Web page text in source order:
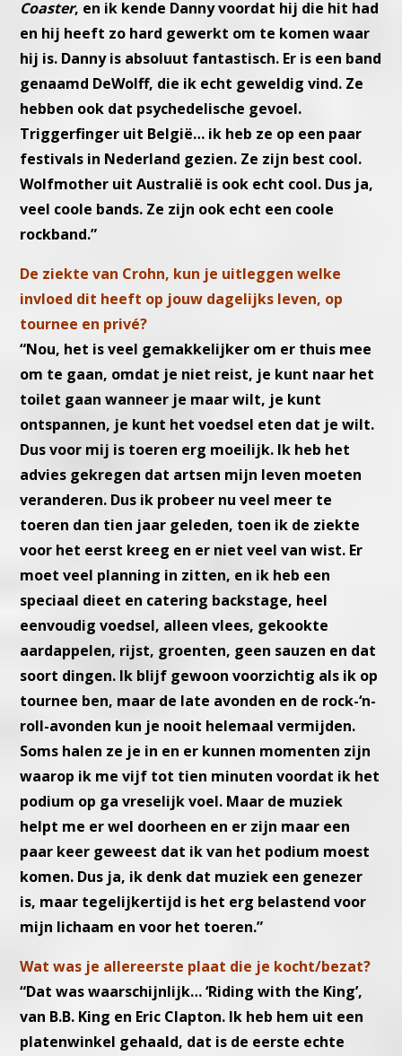
Coaster, en ik kende Danny voordat hij die hit had
en hij heeft zo hard gewerkt om te komen waar
hij is. Danny is absoluut fantastisch. Er is een band
genaamd DeWolff, die ik echt geweldig vind. Ze
hebben ook dat psychedelische gevoel.
Triggerfinger uit België… ik heb ze op een paar
festivals in Nederland gezien. Ze zijn best cool.
Wolfmother uit Australië is ook echt cool. Dus ja,
veel coole bands. Ze zijn ook echt een coole
rockband.”
De ziekte van Crohn, kun je uitleggen welke
invloed dit heeft op jouw dagelijks leven, op
tournee en privé?
“Nou, het is veel gemakkelijker om er thuis mee
om te gaan, omdat je niet reist, je kunt naar het
toilet gaan wanneer je maar wilt, je kunt
ontspannen, je kunt het voedsel eten dat je wilt.
Dus voor mij is toeren erg moeilijk. Ik heb het
advies gekregen dat artsen mijn leven moeten
veranderen. Dus ik probeer nu veel meer te
toeren dan tien jaar geleden, toen ik de ziekte
voor het eerst kreeg en er niet veel van wist. Er
moet veel planning in zitten, en ik heb een
speciaal dieet en catering backstage, heel
eenvoudig voedsel, alleen vlees, gekookte
aardappelen, rijst, groenten, geen sauzen en dat
soort dingen. Ik blijf gewoon voorzichtig als ik op
tournee ben, maar de late avonden en de rock-‘n-
roll-avonden kun je nooit helemaal vermijden.
Soms halen ze je in en er kunnen momenten zijn
waarop ik me vijf tot tien minuten voordat ik het
podium op ga vreselijk voel. Maar de muziek
helpt me er wel doorheen en er zijn maar een
paar keer geweest dat ik van het podium moest
komen. Dus ja, ik denk dat muziek een genezer
is, maar tegelijkertijd is het erg belastend voor
mijn lichaam en voor het toeren.”
Wat was je allereerste plaat die je kocht/bezat?
“Dat was waarschijnlijk… ‘Riding with the King’,
van B.B. King en Eric Clapton. Ik heb hem uit een
platenwinkel gehaald, dat is de eerste echte